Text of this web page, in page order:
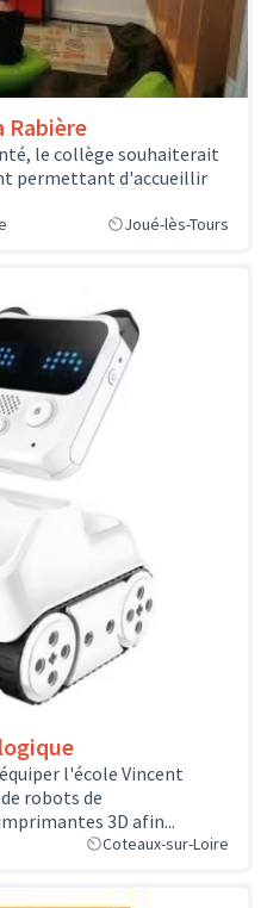
Rabière
le collège souhaiterait
permettant d'accueillir
Joué-lès-Tours
l'école Vincent
robots de
3D afin...
Coteaux-sur-Loire